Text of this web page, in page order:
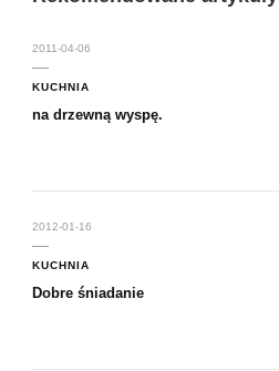
2011-04-06
KUCHNIA
na drzewną wyspę.
2012-01-16
KUCHNIA
Dobre śniadanie